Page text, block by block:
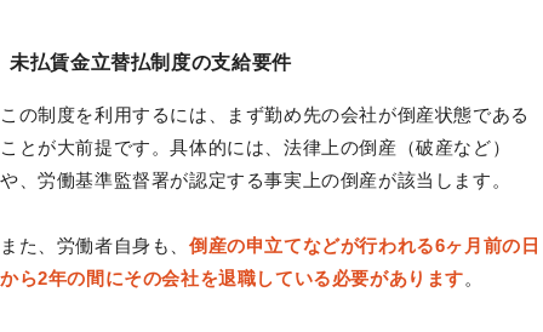
未払賃金立替払制度の支給要件
この制度を利用するには、まず勤め先の会社が倒産状態である
ことが大前提です。具体的には、法律上の倒産（破産など）
や、労働基準監督署が認定する事実上の倒産が該当します。
また、労働者自身も、 倒産の申立てなどが行われる6ヶ月前の日
から2年の間にその会社を退職している必要があります。